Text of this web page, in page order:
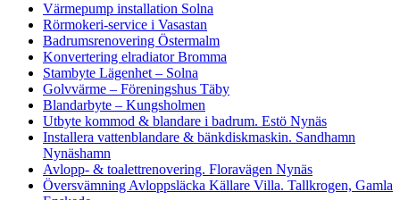
Värmepump installation Solna
Rörmokeri-service i Vasastan
Badrumsrenovering Östermalm
Konvertering elradiator Bromma
Stambyte Lägenhet – Solna
Golvvärme – Föreningshus Täby
Blandarbyte – Kungsholmen
Utbyte kommod & blandare i badrum. Estö Nynäs
Installera vattenblandare & bänkdiskmaskin. Sandhamn
Nynäshamn
Avlopp- & toalettrenovering. Floravägen Nynäs
Översvämning Avloppsläcka Källare Villa. Tallkrogen, Gamla